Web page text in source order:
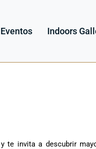
Eventos Indoors
te invita a descubrir